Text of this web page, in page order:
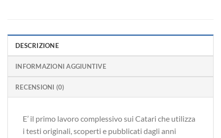
DESCRIZIONE
INFORMAZIONI AGGIUNTIVE
RECENSIONI (0)
E’ il primo lavoro complessivo sui Catari che utilizza
i testi originali, scoperti e pubblicati dagli anni